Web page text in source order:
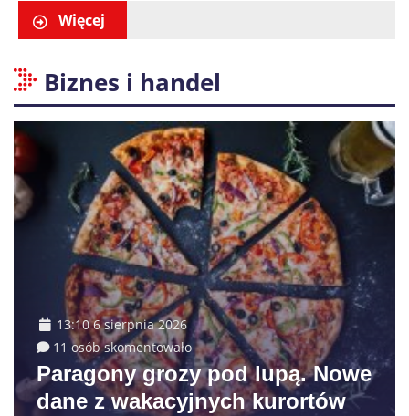
Więcej
Biznes i handel
13:10 6 sierpnia 2026
11 osób skomentowało
Paragony grozy pod lupą. Nowe
dane z wakacyjnych kurortów